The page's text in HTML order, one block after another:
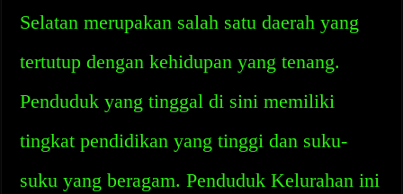
Selatan merupakan salah satu daerah yang
tertutup dengan kehidupan yang tenang.
Penduduk yang tinggal di sini memiliki
tingkat pendidikan yang tinggi dan suku-
suku yang beragam. Penduduk Kelurahan ini